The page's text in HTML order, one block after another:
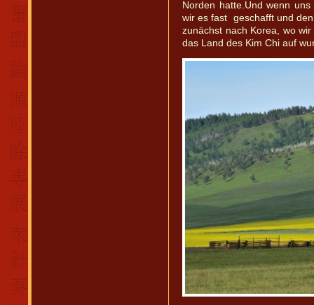
Norden hatte.Und wenn
wir es fast geschafft und
zunächst nach Korea, wo
das Land des Kim Chi auf